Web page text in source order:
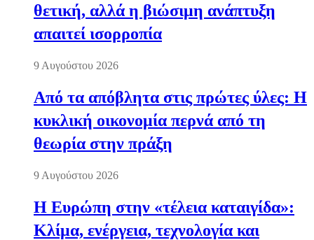
θετική, αλλά η βιώσιμη ανάπτυξη
απαιτεί ισορροπία
9 Αυγούστου 2026
Από τα απόβλητα στις πρώτες ύλες: Η
κυκλική οικονομία περνά από τη
θεωρία στην πράξη
9 Αυγούστου 2026
Η Ευρώπη στην «τέλεια καταιγίδα»:
Κλίμα, ενέργεια, τεχνολογία και